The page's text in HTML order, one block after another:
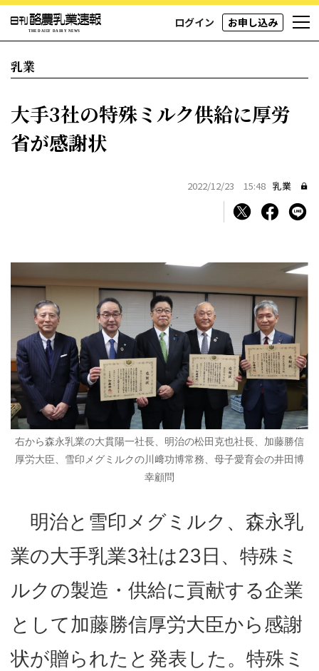
ログイン お申し込み
乳業
大手3社の特殊ミルク供給に厚労
省が感謝状
2022/12/23 15:48 乳業
右から森永乳業の大貫陽一社長、明治の松田克也社長、加藤勝信
厚労大臣、雪印メグミルクの川﨑功博常務、母子愛育会の井田博
幸顧問
明治と雪印メグミルク、森永乳
業の大手乳業3社は23日、特殊ミ
ルクの製造・供給に貢献する企業
として加藤勝信厚労大臣から感謝
状が贈られたと発表した。特殊ミ